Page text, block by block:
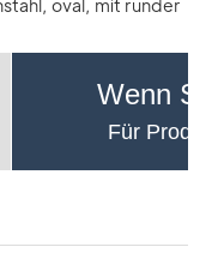
Wenn
Für